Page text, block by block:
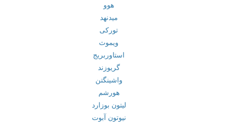
هوو
میدنهد
تورکی
ویموث
استاوربریج
گریوزند
واشینگتن
هورشم
لیتون بوزارد
نیوتون آبوت